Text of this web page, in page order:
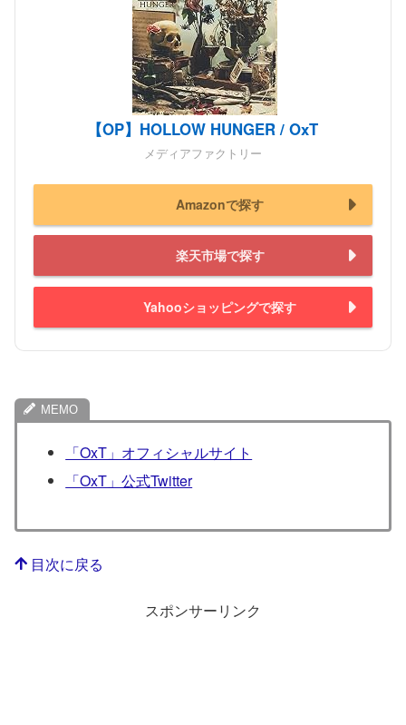
【OP】HOLLOW HUNGER / OxT
メディアファクトリー
Amazonで探す
楽天市場で探す
Yahooショッピングで探す
「OxT」オフィシャルサイト
「OxT」公式Twitter
目次に戻る
スポンサーリンク